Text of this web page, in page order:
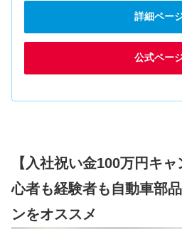
詳細ペー
公式ペー
【入社祝い金100万円キ
心者も経験者も自動車部
ンをオススメ